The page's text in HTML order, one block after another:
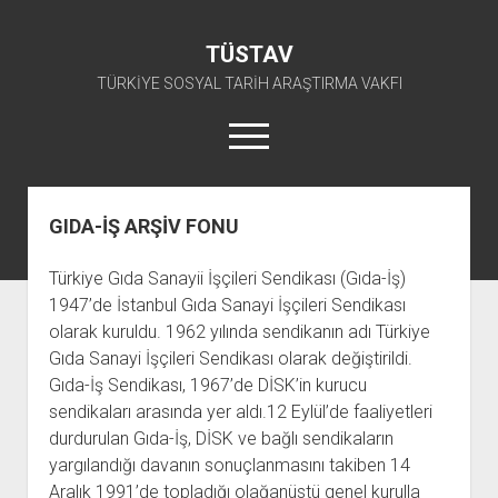
TÜSTAV
TÜRKİYE SOSYAL TARİH ARAŞTIRMA VAKFI
menüyü
aç
twitterfacebookinstagramyoutube
E-ARŞİV
açılır
menüyü
aç
TKP ARŞİV FONU
TİP ARŞİV FONU
TSİP ARŞİV FONU
TBKP ARŞİV FONU
İŞÇİ HAREKETLERİ ARŞİV FONU
KÜTÜPHANE
açılır
menüyü
aç
TKP KİTAPLIĞI
TİP KİTAPLIĞI
TSİP KİTAPLIĞI
TBKP KİTAPLIĞI
SÜRELİ YAYINLAR
AFİŞLER
GÖRSEL-İŞİTSEL
BAŞVURULAR
açılır
menüyü
GIDA-İŞ ARŞİV FONU
Türkiye Gıda Sanayii İşçileri Sendikası (Gıda-İş)
1947’de İstanbul Gıda Sanayi İşçileri Sendikası
olarak kuruldu. 1962 yılında sendikanın adı Türkiye
Gıda Sanayi İşçileri Sendikası olarak değiştirildi.
Gıda-İş Sendikası, 1967’de DİSK’in kurucu
sendikaları arasında yer aldı.12 Eylül’de faaliyetleri
durdurulan Gıda-İş, DİSK ve bağlı sendikaların
yargılandığı davanın sonuçlanmasını takiben 14
Aralık 1991’de topladığı olağanüstü genel kurulla